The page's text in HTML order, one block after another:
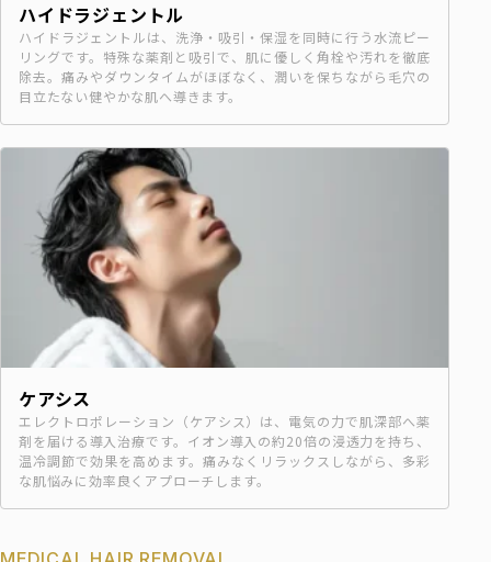
ハイドラジェントル
ハイドラジェントルは、洗浄・吸引・保湿を同時に行う水流ピー
リングです。特殊な薬剤と吸引で、肌に優しく角栓や汚れを徹底
除去。痛みやダウンタイムがほぼなく、潤いを保ちながら毛穴の
目立たない健やかな肌へ導きます。
ケアシス
エレクトロポレーション（ケアシス）は、電気の力で肌深部へ薬
剤を届ける導入治療です。イオン導入の約20倍の浸透力を持ち、
温冷調節で効果を高めます。痛みなくリラックスしながら、多彩
な肌悩みに効率良くアプローチします。